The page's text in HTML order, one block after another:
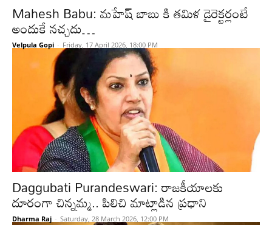
Mahesh Babu: మహేష్ బాబు కి తమిళ డైరెక్టర్లంటే
అందుకే నచ్చదు…
Velpula Gopi - Friday, 17 April 2026, 18:00 PM
Daggubati Purandeswari: రాజకీయాలకు
దూరంగా చిన్నమ్మ.. పిలిచి మాట్లాడిన ప్రధాని
Dharma Raj - Saturday, 28 March 2026, 12:00 PM